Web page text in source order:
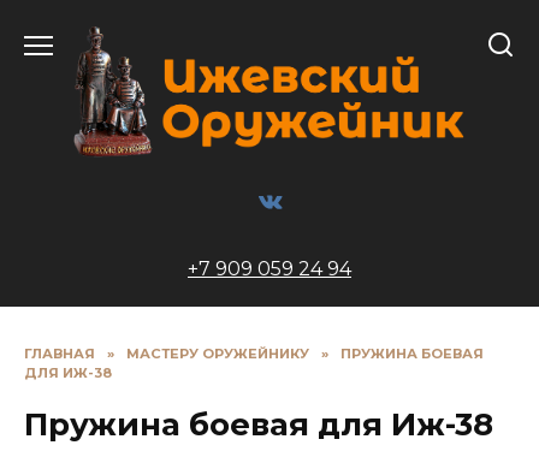
содержанию
+7 909 059 24 94
ГЛАВНАЯ » МАСТЕРУ ОРУЖЕЙНИКУ »
ПРУЖИНА БОЕВАЯ
ДЛЯ ИЖ-38
Пружина боевая для Иж-38